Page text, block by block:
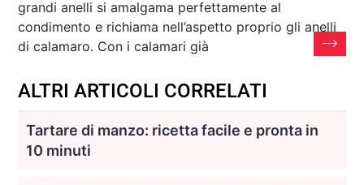
grandi anelli si amalgama perfettamente al
condimento e richiama nell’aspetto proprio gli anelli
di calamaro. Con i calamari già
ALTRI ARTICOLI CORRELATI
Tartare di manzo: ricetta facile e pronta in
10 minuti